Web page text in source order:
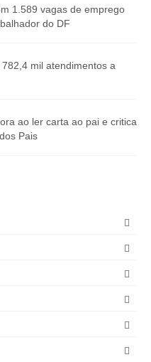
1.589 vagas de emprego
do DF
mil atendimentos a
ao ler carta ao pai e critica
Pais